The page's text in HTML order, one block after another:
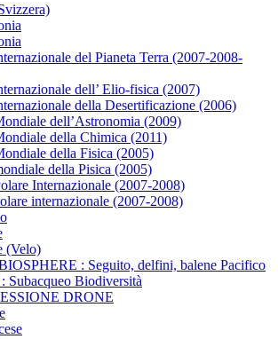
del Pianeta Terra (2007-2008-
dell’ Elio-fisica (2007)
della Desertificazione (2006)
dell’Astronomia (2009)
della Chimica (2011)
della Fisica (2005)
della Pisica (2005)
Internazionale (2007-2008)
internazionale (2007-2008)
(Velo)
: Seguito, delfini, balene Pacifico
Subacqueo Biodiversità
DRONE